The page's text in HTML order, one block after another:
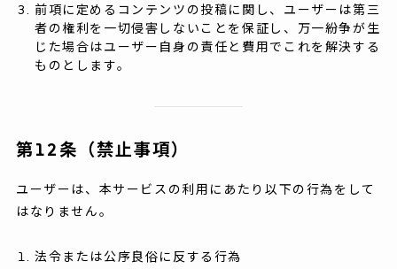
前項に定めるコンテンツの投稿に関し、ユーザーは第三
者の権利を一切侵害しないことを保証し、万一紛争が生
じた場合はユーザー自身の責任と費用でこれを解決する
ものとします。
第12条（禁止事項）
ユーザーは、本サービスの利用にあたり以下の行為をして
はなりません。
法令または公序良俗に反する行為